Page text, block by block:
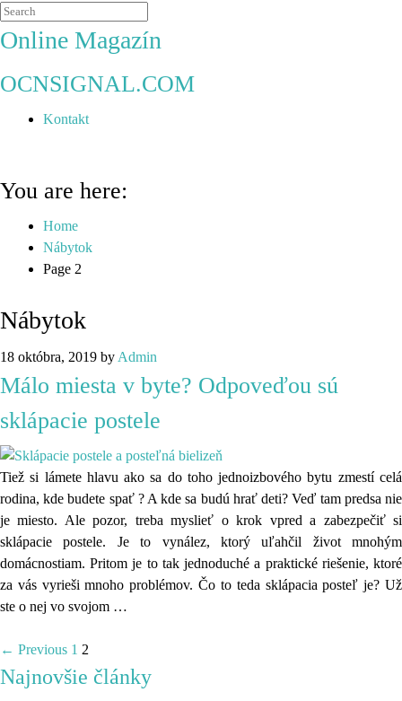
Online Magazín
OCNSIGNAL.COM
Kontakt
You are here:
Home
Nábytok
Page 2
Nábytok
18 októbra, 2019 by Admin
Málo miesta v byte? Odpoveďou sú
sklápacie postele
Tiež si lámete hlavu ako sa do toho jednoizbového bytu zmestí celá
rodina, kde budete spať ? A kde sa budú hrať deti? Veď tam predsa nie
je miesto. Ale pozor, treba myslieť o krok vpred a zabezpečiť si
sklápacie postele. Je to vynález, ktorý uľahčil život mnohým
domácnostiam. Pritom je to tak jednoduché a praktické riešenie, ktoré
za vás vyrieši mnoho problémov. Čo to teda sklápacia posteľ je? Už
ste o nej vo svojom …
← Previous 1 2
Najnovšie články